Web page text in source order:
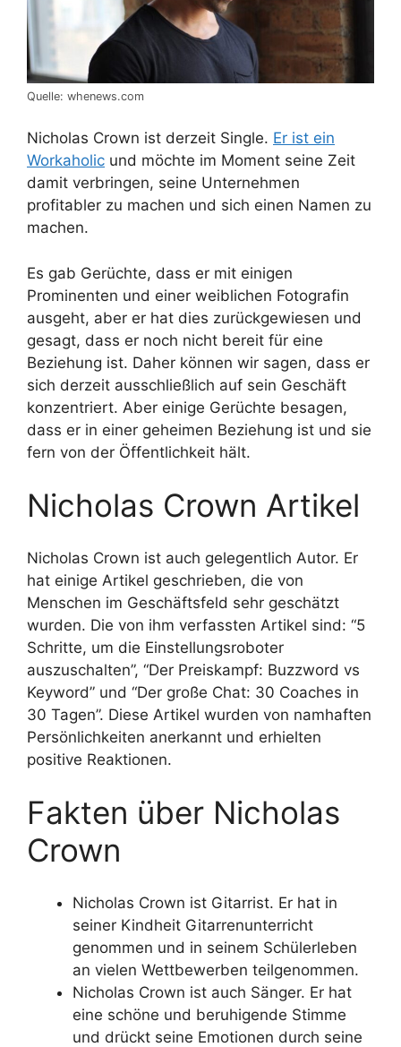
Quelle: whenews.com
Nicholas Crown ist derzeit Single. Er ist ein
Workaholic und möchte im Moment seine Zeit
damit verbringen, seine Unternehmen
profitabler zu machen und sich einen Namen zu
machen.
Es gab Gerüchte, dass er mit einigen
Prominenten und einer weiblichen Fotografin
ausgeht, aber er hat dies zurückgewiesen und
gesagt, dass er noch nicht bereit für eine
Beziehung ist. Daher können wir sagen, dass er
sich derzeit ausschließlich auf sein Geschäft
konzentriert. Aber einige Gerüchte besagen,
dass er in einer geheimen Beziehung ist und sie
fern von der Öffentlichkeit hält.
Nicholas Crown Artikel
Nicholas Crown ist auch gelegentlich Autor. Er
hat einige Artikel geschrieben, die von
Menschen im Geschäftsfeld sehr geschätzt
wurden. Die von ihm verfassten Artikel sind: “5
Schritte, um die Einstellungsroboter
auszuschalten”, “Der Preiskampf: Buzzword vs
Keyword” und “Der große Chat: 30 Coaches in
30 Tagen”. Diese Artikel wurden von namhaften
Persönlichkeiten anerkannt und erhielten
positive Reaktionen.
Fakten über Nicholas
Crown
Nicholas Crown ist Gitarrist. Er hat in
seiner Kindheit Gitarrenunterricht
genommen und in seinem Schülerleben
an vielen Wettbewerben teilgenommen.
Nicholas Crown ist auch Sänger. Er hat
eine schöne und beruhigende Stimme
und drückt seine Emotionen durch seine